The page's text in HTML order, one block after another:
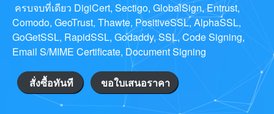
ครบจบที่เดียว DigiCert, Sectigo, GlobalSign, Entrust,
Comodo, GeoTrust, Thawte, PositiveSSL, AlphaSSL,
GoGetSSL, RapidSSL, Godaddy, SSL, Code Signing,
Email S/MIME Certificate, Document Signing
สั่งซื้อทันที ขอใบเสนอราคา